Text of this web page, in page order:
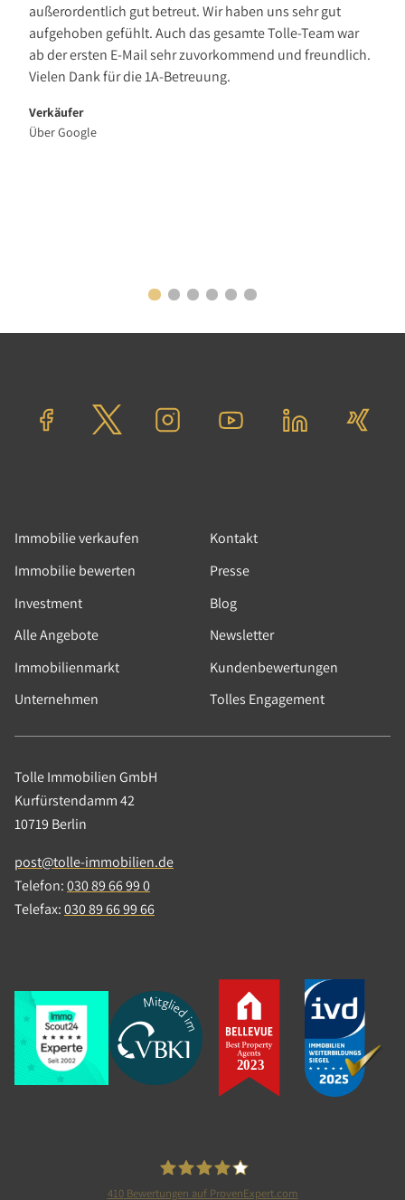
außerordentlich gut betreut. Wir haben uns sehr gut
aufgehoben gefühlt. Auch das gesamte Tolle-Team war
ab der ersten E-Mail sehr zuvorkommend und freundlich.
Vielen Dank für die 1A-Betreuung.
Verkäufer
Über Google
Immobilie verkaufen
Immobilie bewerten
Investment
Alle Angebote
Immobilienmarkt
Unternehmen
Kontakt
Presse
Blog
Newsletter
Kundenbewertungen
Tolles Engagement
Tolle Immobilien GmbH
Kurfürstendamm 42
10719 Berlin
post@tolle-immobilien.de
Telefon:030 89 66 99 0
Telefax:030 89 66 99 66
410Bewertungen auf ProvenExpert.com